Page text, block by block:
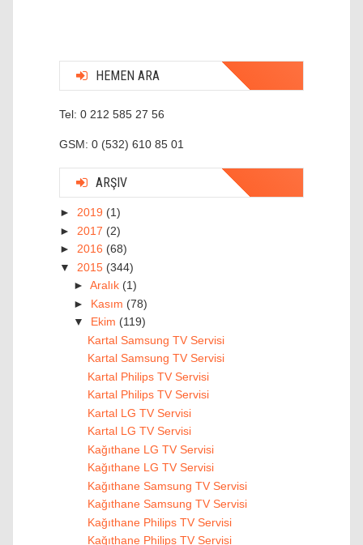
HEMEN ARA
Tel: 0 212 585 27 56
GSM: 0 (532) 610 85 01
ARŞIV
► 2019 (1)
► 2017 (2)
► 2016 (68)
▼ 2015 (344)
► Aralık (1)
► Kasım (78)
▼ Ekim (119)
Kartal Samsung TV Servisi
Kartal Samsung TV Servisi
Kartal Philips TV Servisi
Kartal Philips TV Servisi
Kartal LG TV Servisi
Kartal LG TV Servisi
Kağıthane LG TV Servisi
Kağıthane LG TV Servisi
Kağıthane Samsung TV Servisi
Kağıthane Samsung TV Servisi
Kağıthane Philips TV Servisi
Kağıthane Philips TV Servisi